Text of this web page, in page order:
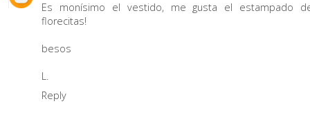
Es monísimo el vestido, me gusta el estampado
florecitas!
besos
L.
Reply